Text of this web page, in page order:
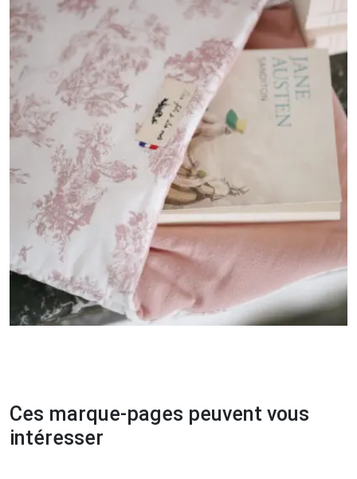
Ces marque-pages peuvent vous
intéresser